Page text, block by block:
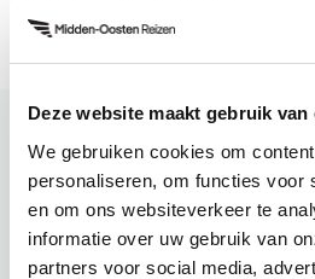
Deze website maakt gebruik van
We gebruiken cookies om
personaliseren, om functies voor
en om ons websiteverkeer te
informatie over uw gebruik van
partners voor social media,
Reisgids Marokko
Volledige reisgids bekijken